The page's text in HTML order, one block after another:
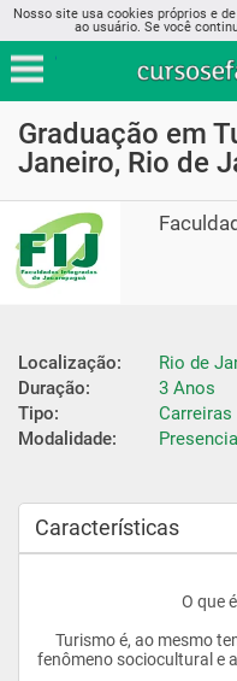
Nosso site usa cookies próprios e
ao usuário. Se você
Graduação em
Janeiro, Rio de
Localização:
Rio de
Duração:
3 Anos
Tipo:
Modalidade:
Características
fenômeno sociocultural e